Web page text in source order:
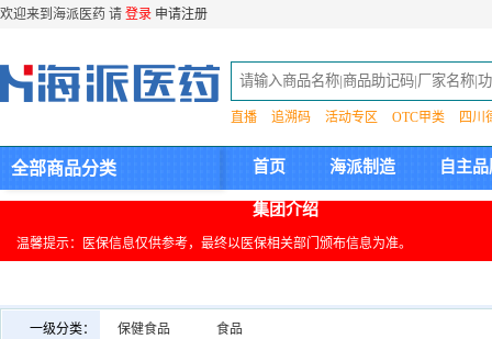
欢迎来到海派医药 请 登录 申请注册
直播 追溯码 活动专区 OTC甲类 四川
全部商品分类 首页 海派制造 自主
集团介绍
温馨提示：医保信息仅供参考，最终以医保相关部门颁布信息为准。
一级分类： 保健食品 食品